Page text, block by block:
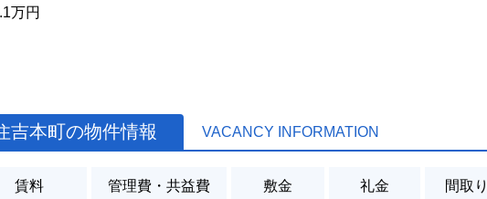
万円
吉本町の物件情報 VACANCY INFORMATION
賃料 管理費・共益費 敷金 礼金 間取り